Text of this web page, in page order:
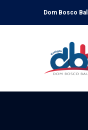
Dom Bosco